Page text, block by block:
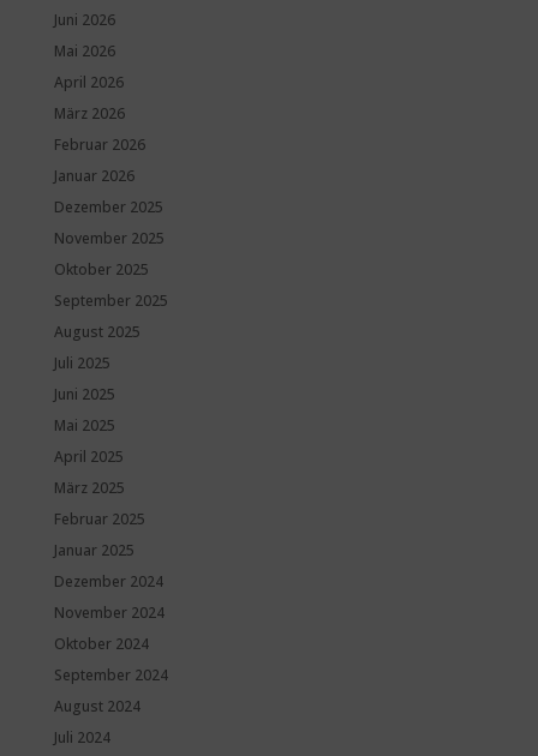
Juni 2026
Mai 2026
April 2026
März 2026
Februar 2026
Januar 2026
Dezember 2025
November 2025
Oktober 2025
September 2025
August 2025
Juli 2025
Juni 2025
Mai 2025
April 2025
März 2025
Februar 2025
Januar 2025
Dezember 2024
November 2024
Oktober 2024
September 2024
August 2024
Juli 2024